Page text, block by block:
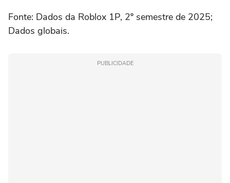
Fonte: Dados da Roblox 1P, 2º semestre de 2025;
Dados globais.
PUBLICIDADE